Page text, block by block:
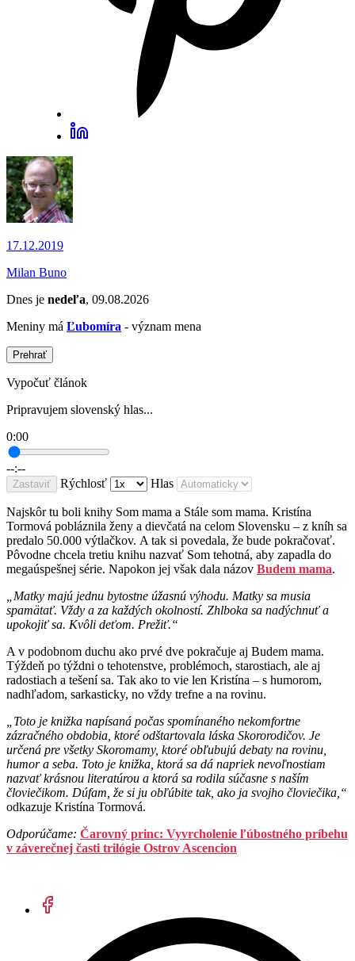
17.12.2019
Milan Buno
Dnes je nedeľa, 09.08.2026
Meniny má Ľubomíra - význam mena
Prehrať
Vypočuť článok
Pripravujem slovenský hlas...
0:00
--:--
Zastaviť Rýchlosť Hlas
Najskôr tu boli knihy Som mama a Stále som mama. Kristína
Tormová pobláznila ženy a dievčatá na celom Slovensku – z kníh sa
predalo 50.000 výtlačkov. A tak si povedala, že bude pokračovať.
Pôvodne chcela tretiu knihu nazvať Som tehotná, aby zapadla do
megaúspešnej série. Napokon jej však dala názov Budem mama.
„Matky majú jednu bytostne úžasnú výhodu. Matky sa musia
spamätať. Vždy a za každých okolností. Zhlboka sa nadýchnuť a
upokojiť sa. Kvôli deťom. Prežiť.“
A v podobnom duchu ako prvé dve pokračuje aj Budem mama.
Týždeň po týždni o tehotenstve, problémoch, starostiach, ale aj
radostiach a tešení sa. Tak ako to vie len Kristína – s humorom,
nadhľadom, sarkasticky, no vždy trefne a na rovinu.
„Toto je knižka napísaná počas spomínaného nekomfortne
zázračného obdobia, ktoré odštartovala láska Skororodičov. Je
určená pre všetky Skoromamy, ktoré obľubujú debaty na rovinu,
humor a seba. Toto je knižka, ktorá sa dá napriek nevoľnostiam
nazvať krásnou literatúrou a ktorá sa rodila súčasne s naším
človiečikom. Dúfam, že si ju obľúbite tak, ako ja svojho človiečika,“
odkazuje Kristína Tormová.
Odporúčame: Čarovný princ: Vyvrcholenie ľúbostného príbehu
v záverečnej časti trilógie Ostrov Ascencion